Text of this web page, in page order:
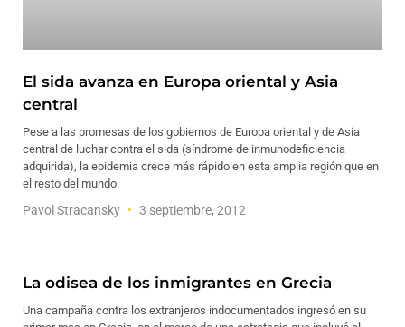
El sida avanza en Europa oriental y Asia
central
Pese a las promesas de los gobiernos de Europa oriental y de Asia
central de luchar contra el sida (síndrome de inmunodeficiencia
adquirida), la epidemia crece más rápido en esta amplia región que en
el resto del mundo.
Pavol Stracansky 3 septiembre, 2012
La odisea de los inmigrantes en Grecia
Una campaña contra los extranjeros indocumentados ingresó en su